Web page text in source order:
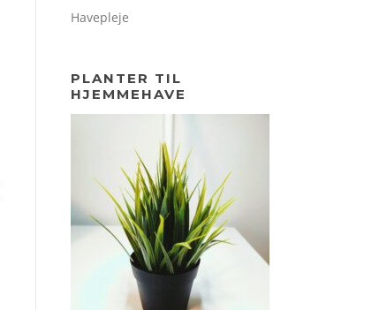
Havepleje
PLANTER TIL
HJEMMEHAVE